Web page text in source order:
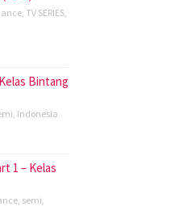
, TV SERIES,
Bintang
, Indonesia
1 – Kelas
, semi,